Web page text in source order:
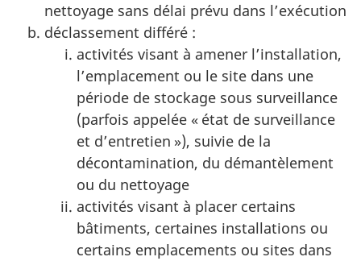
nettoyage sans délai prévu dans l’exécution
déclassement différé :
activités visant à amener l’installation,
l’emplacement ou le site dans une
période de stockage sous surveillance
(parfois appelée « état de surveillance
et d’entretien »), suivie de la
décontamination, du démantèlement
ou du nettoyage
activités visant à placer certains
bâtiments, certaines installations ou
certains emplacements ou sites dans